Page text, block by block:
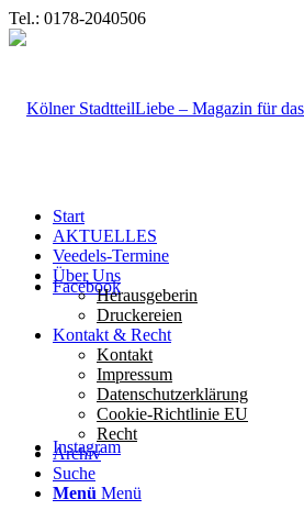
Tel.: 0178-2040506
Facebook
Instagram
Start
AKTUELLES
Veedels-Termine
Über Uns
Herausgeberin
Druckereien
Kontakt & Recht
Kontakt
Impressum
Datenschutzerklärung
Cookie-Richtlinie EU
Recht
Archiv
Suche
Menü Menü